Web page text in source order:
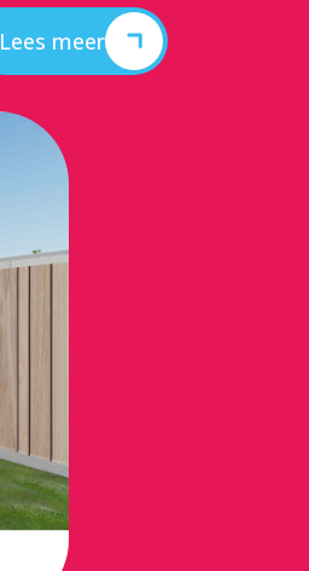
Lees meer